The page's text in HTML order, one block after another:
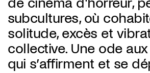
subcultures, où
solitude, excès et
collective. Une ode
qui s’affirment et se